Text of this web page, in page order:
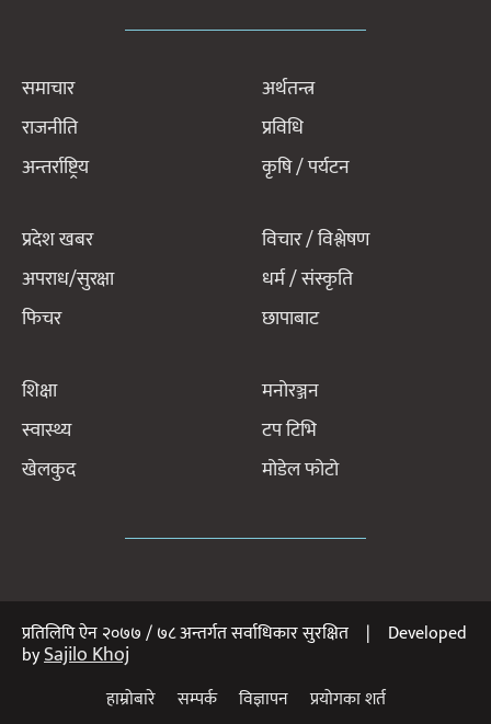
समाचार
राजनीति
अन्तर्राष्ट्रिय
अर्थतन्त्र
प्रविधि
कृषि / पर्यटन
प्रदेश खबर
अपराध/सुरक्षा
फिचर
विचार / विश्लेषण
धर्म / संस्कृति
छापाबाट
शिक्षा
स्वास्थ्य
खेलकुद
मनोरञ्जन
टप टिभि
मोडेल फोटो
प्रतिलिपि ऐन २०७७ / ७८ अन्तर्गत सर्वाधिकार सुरक्षित | Developed
bySajilo Khoj
हाम्रोबारे सम्पर्क विज्ञापन प्रयोगका शर्त